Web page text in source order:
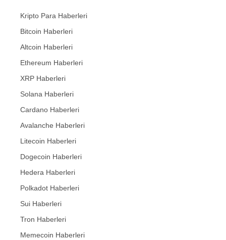
Kripto Para Haberleri
Bitcoin Haberleri
Altcoin Haberleri
Ethereum Haberleri
XRP Haberleri
Solana Haberleri
Cardano Haberleri
Avalanche Haberleri
Litecoin Haberleri
Dogecoin Haberleri
Hedera Haberleri
Polkadot Haberleri
Sui Haberleri
Tron Haberleri
Memecoin Haberleri